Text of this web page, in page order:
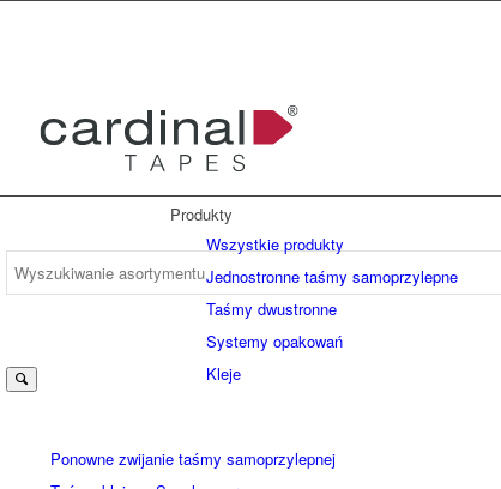
Produkty
Wszystkie produkty
Jednostronne taśmy samoprzylepne
Taśmy dwustronne
Systemy opakowań
Kleje
Ponowne zwijanie taśmy samoprzylepnej